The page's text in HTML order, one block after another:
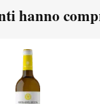
hanno